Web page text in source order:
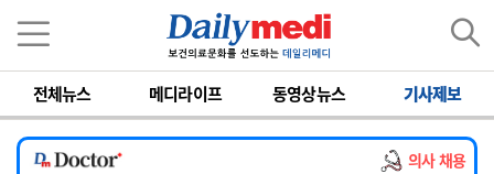
전체뉴스 메디라이프 동영상뉴스 기사제보
의사 채용
[서울아산병원] 2026년 하반기 인턴 모집
[영남대학교의료원] 마취통증의학과 임기제 임상의사 채용
[충남대학교병원] 소아청소년과(소아응급전담) 계약직 의사 공개채용